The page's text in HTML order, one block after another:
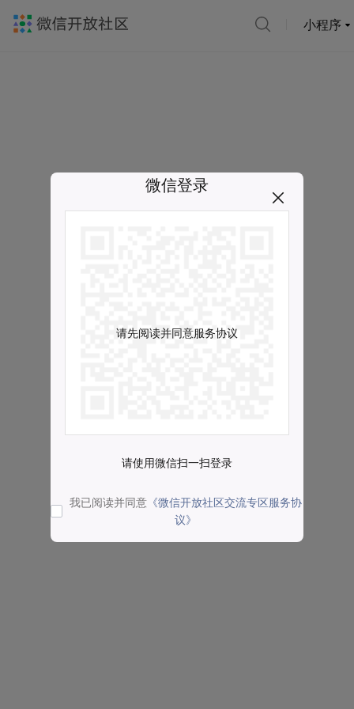
小程序
微信登录
请先阅读并同意服务协议
请使用微信扫一扫登录
我已阅读并同意 《微信开放社区交流专区服务协
议》